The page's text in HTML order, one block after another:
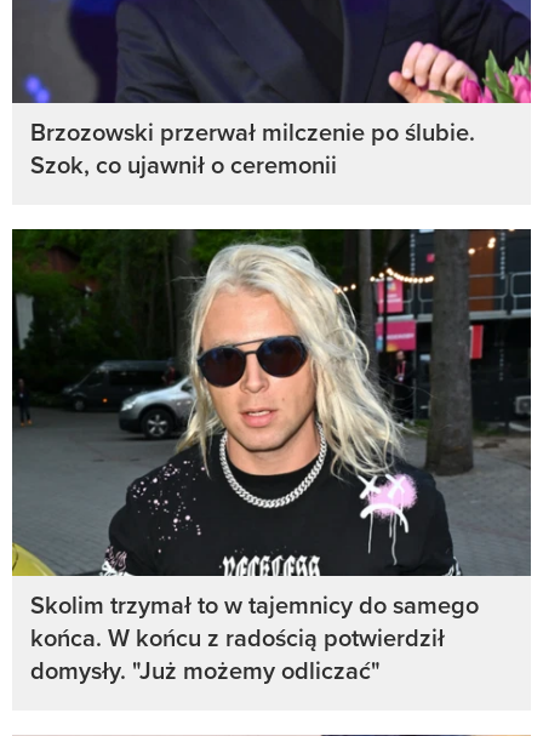
Brzozowski przerwał milczenie po ślubie.
Szok, co ujawnił o ceremonii
Skolim trzymał to w tajemnicy do samego
końca. W końcu z radością potwierdził
domysły. "Już możemy odliczać"